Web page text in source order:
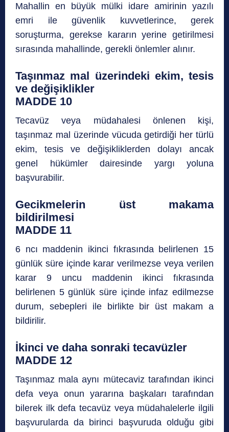
Mahallin en büyük mülki idare amirinin yazılı
emri ile güvenlik kuvvetlerince, gerek
soruşturma, gerekse kararın yerine getirilmesi
sırasında mahallinde, gerekli önlemler alınır.
Taşınmaz mal üzerindeki ekim, tesis
ve değişiklikler
MADDE 10
Tecavüz veya müdahalesi önlenen kişi,
taşınmaz mal üzerinde vücuda getirdiği her türlü
ekim, tesis ve değişikliklerden dolayı ancak
genel hükümler dairesinde yargı yoluna
başvurabilir.
Gecikmelerin üst makama
bildirilmesi
MADDE 11
6 ncı maddenin ikinci fıkrasında belirlenen 15
günlük süre içinde karar verilmezse veya verilen
karar 9 uncu maddenin ikinci fıkrasında
belirlenen 5 günlük süre içinde infaz edilmezse
durum, sebepleri ile birlikte bir üst makam a
bildirilir.
İkinci ve daha sonraki tecavüzler
MADDE 12
Taşınmaz mala aynı mütecaviz tarafından ikinci
defa veya onun yararına başkaları tarafından
bilerek ilk defa tecavüz veya müdahalelerle ilgili
başvurularda da birinci başvuruda olduğu gibi